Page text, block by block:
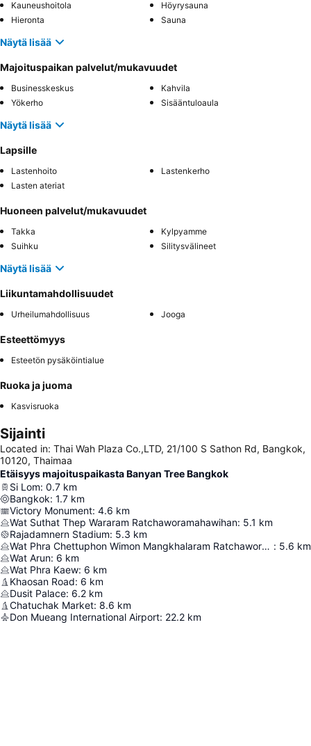
Kauneushoitola
Höyrysauna
Hieronta
Sauna
Näytä lisää
Majoituspaikan palvelut/mukavuudet
Businesskeskus
Kahvila
Yökerho
Sisääntuloaula
Näytä lisää
Lapsille
Lastenhoito
Lastenkerho
Lasten ateriat
Huoneen palvelut/mukavuudet
Takka
Kylpyamme
Suihku
Silitysvälineet
Näytä lisää
Liikuntamahdollisuudet
Urheilumahdollisuus Jooga
Esteettömyys
Esteetön pysäköintialue
Ruoka ja juoma
Kasvisruoka
Sijainti
Located in: Thai Wah Plaza Co.,LTD, 21/100 S Sathon Rd, Bangkok,
10120, Thaimaa
Etäisyys majoituspaikasta Banyan Tree Bangkok
Si Lom: 0.7 km
Bangkok: 1.7 km
Victory Monument: 4.6 km
Wat Suthat Thep Wararam Ratchaworamahawihan: 5.1 km
Rajadamnern Stadium: 5.3 km
Wat Phra Chettuphon Wimon Mangkhalaram Ratchaworamahawihan : 5.6 km
Wat Arun: 6 km
Wat Phra Kaew: 6 km
Khaosan Road: 6 km
Dusit Palace: 6.2 km
Chatuchak Market: 8.6 km
Don Mueang International Airport: 22.2 km